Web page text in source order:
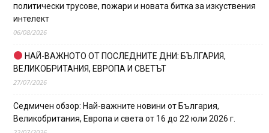
политически трусове, пожари и новата битка за изкуствения
интелект
06/08/2026
НАЙ-ВАЖНОТО ОТ ПОСЛЕДНИТЕ ДНИ: БЪЛГАРИЯ,
ВЕЛИКОБРИТАНИЯ, ЕВРОПА И СВЕТЪТ
27/07/2026
Седмичен обзор: Най-важните новини от България,
Великобритания, Европа и света от 16 до 22 юли 2026 г.